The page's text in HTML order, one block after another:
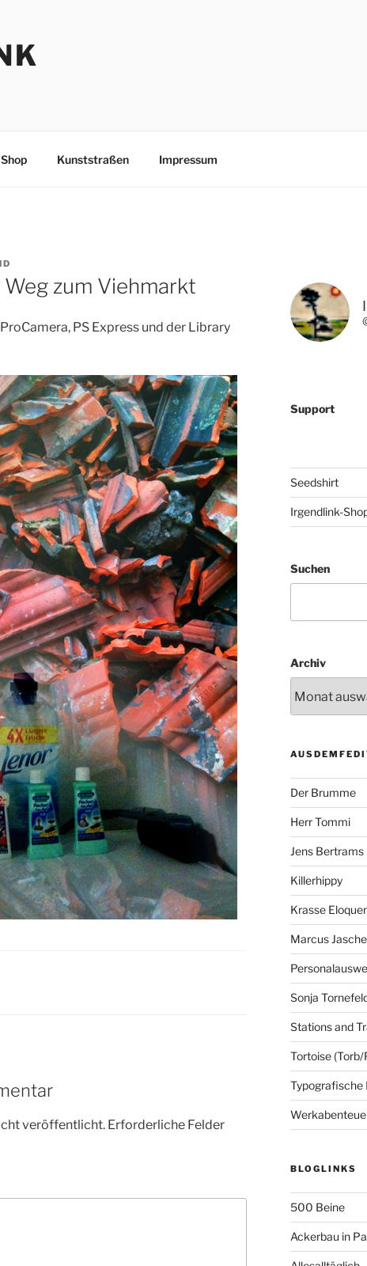
Shop Kunststraßen Impressum
zum Viehmarkt
PS Express und der Library
veröffentlicht. Erforderliche Felder
Support
Seedshirt
Irgendlink-
Suchen
Archiv
Der Brumme
Herr Tommi
Jens Bertrams
Killerhippy
Krasse
Marcus
Sonja
Stations and
Tortoise (Torb/
Typografische
BLOGLINKS
500 Beine
Ackerbau in